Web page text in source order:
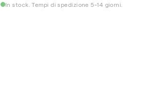
In stock. Tempi di spedizione 5-14 giorni.